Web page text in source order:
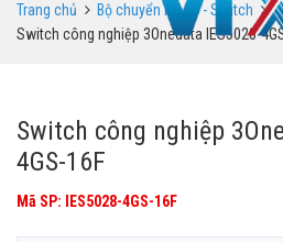
cho:Trang chủ
Bộ chuyển mạch - Switch
Switch công nghiệp 3Onedata IES5028-
Switch công nghiệp
4GS-16F
Mã SP: IES5028-4GS-16F